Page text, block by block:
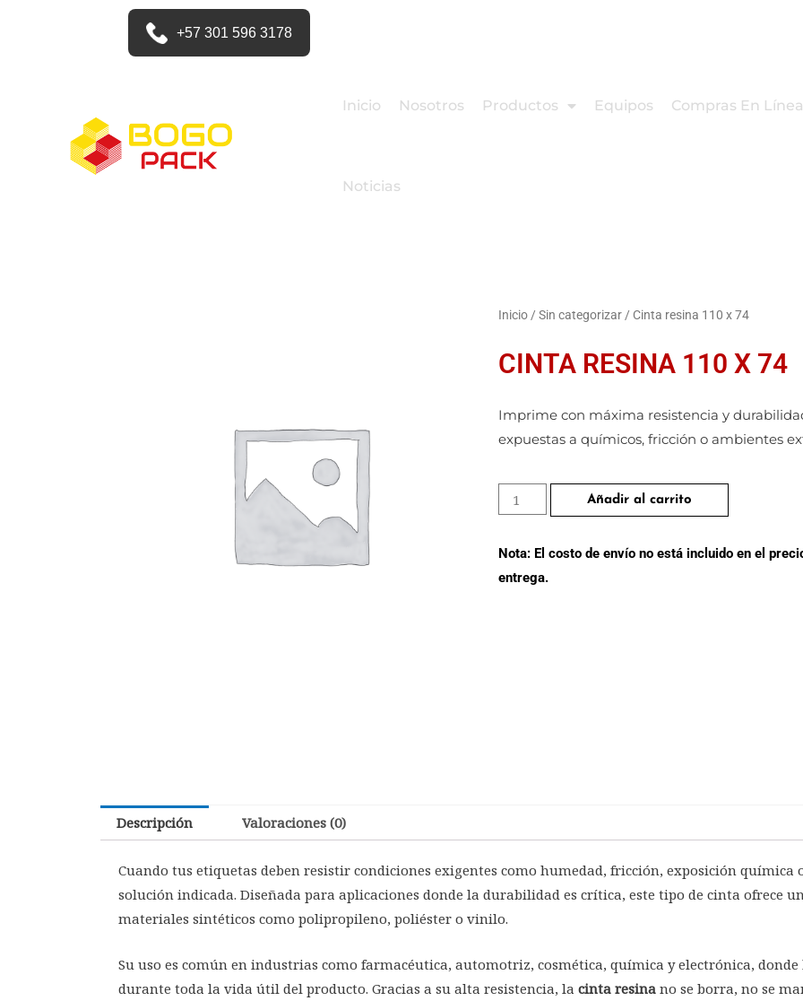
+57 301 596 3178
Inicio Nosotros Productos Equipos Compras En Línea
Noticias
Inicio/ Sin categorizar/ Cinta resina 110 x 74
CINTA RESINA 110 X 74
Imprime con máxima resistencia y
expuestas a químicos, fricción o ambientes
Añadir al carrito
Nota: El costo de envío no está incluido en el
entrega.
Descripción Valoraciones (0)
Cuando tus etiquetas deben resistir condiciones exigentes como humedad, fricción, exposición química
solución indicada. Diseñada para aplicaciones donde la durabilidad es crítica, este tipo de cinta ofrece
materiales sintéticos como polipropileno, poliéster o vinilo.
Su uso es común en industrias como farmacéutica, automotriz, cosmética, química y electrónica,
durante toda la vida útil del producto. Gracias a su alta resistencia, la cinta resina no se borra, no se